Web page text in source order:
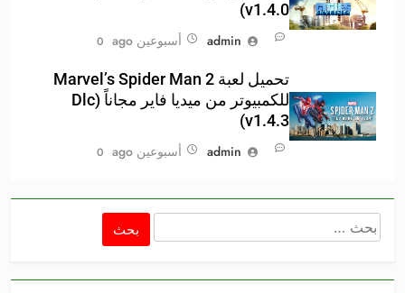
v1.4.0)
admin
أسبوعين ago 0
تحميل لعبة Marvel’s Spider Man 2
للكمبيوتر من ميديا فاير مجاناً (Dlc
v1.4.3)
admin
أسبوعين ago 0
البحث